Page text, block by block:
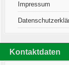
Impressum
Kontaktdaten